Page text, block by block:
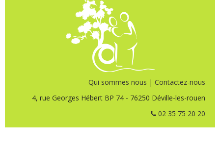
Qui sommes nous | Contactez-nous
4, rue Georges Hébert BP 74 - 76250 Déville-les-rouen
02 35 75 20 20